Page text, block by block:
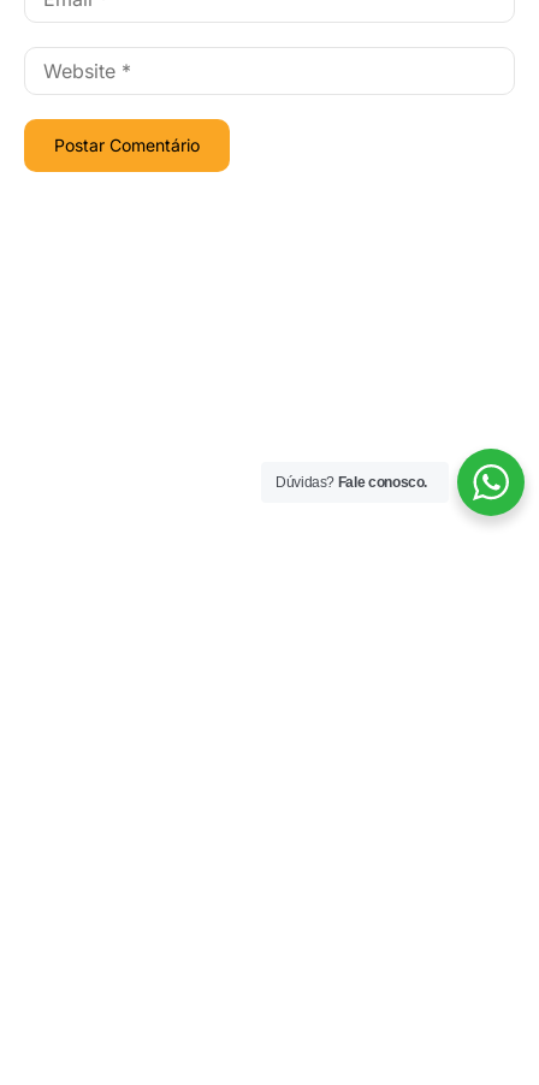
Dúvidas? Fale conosco.